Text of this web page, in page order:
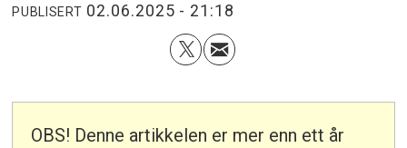
PUBLISERT 02.06.2025 - 21:18
OBS! Denne artikkelen er mer enn ett år